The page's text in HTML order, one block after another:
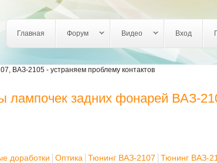
Login links
Главная Форум Видео Вход
ВАЗ-2105 - устраняем проблему контактов
лампочек задних фонарей ВАЗ-
доработки Оптика Тюнинг ВАЗ-2107
Тюнинг ВАЗ-